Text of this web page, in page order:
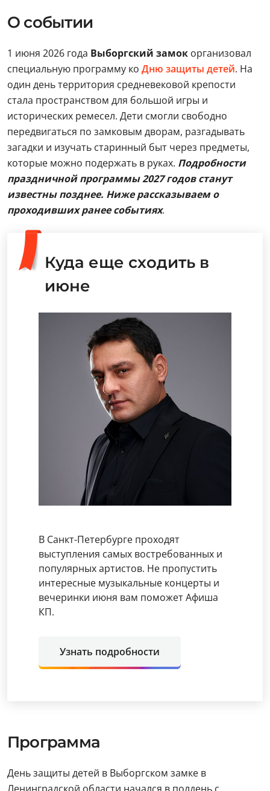
О событии
1 июня 2026 года Выборгский замок организовал
специальную программу ко Дню защиты детей. На
один день территория средневековой крепости
стала пространством для большой игры и
исторических ремесел. Дети смогли свободно
передвигаться по замковым дворам, разгадывать
загадки и изучать старинный быт через предметы,
которые можно подержать в руках. Подробности
праздничной программы 2027 годов станут
известны позднее. Ниже рассказываем о
проходивших ранее событиях.
Куда еще сходить в
июне
В Санкт-Петербурге проходят
выступления самых востребованных и
популярных артистов. Не пропустить
интересные музыкальные концерты и
вечеринки июня вам поможет Афиша
КП.
Узнать подробности
Программа
День защиты детей в Выборгском замке в